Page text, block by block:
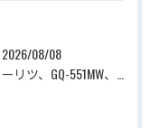
2026/08/08